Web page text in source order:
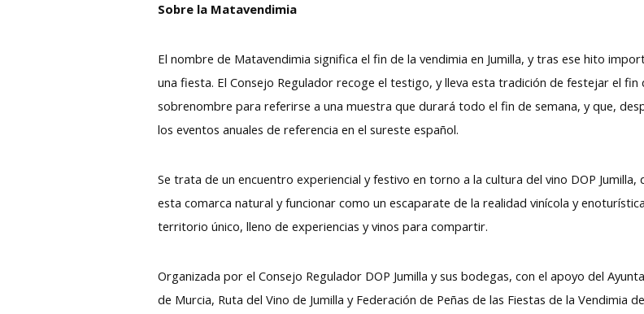
Sobre la Matavendimia
El nombre de Matavendimia significa el fin de la vendimia en Jumilla, y tras ese hito
una fiesta. El Consejo Regulador recoge el testigo, y lleva esta tradición de festejar el
sobrenombre para referirse a una muestra que durará todo el fin de semana, y que,
los eventos anuales de referencia en el sureste español.
Se trata de un encuentro experiencial y festivo en torno a la cultura del vino DOP
esta comarca natural y funcionar como un escaparate de la realidad vinícola y
territorio único, lleno de experiencias y vinos para compartir.
Organizada por el Consejo Regulador DOP Jumilla y sus bodegas, con el apoyo del
de Murcia, Ruta del Vino de Jumilla y Federación de Peñas de las Fiestas de la Vendimia